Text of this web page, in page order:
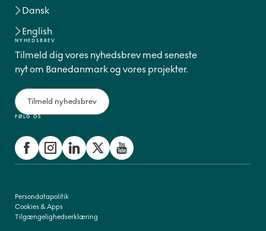
Dansk
English
FØLG OS
NYHEDSBREV
Tilmeld dig vores nyhedsbrev med seneste
nyt om Banedanmark og vores projekter.
Tilmeld nyhedsbrev
Persondatapolitik
Cookies & Apps
Tilgængelighedserklæring